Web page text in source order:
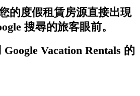
的度假租賃房源直接出現
搜尋的旅客眼前。
Vacation Rentals 的